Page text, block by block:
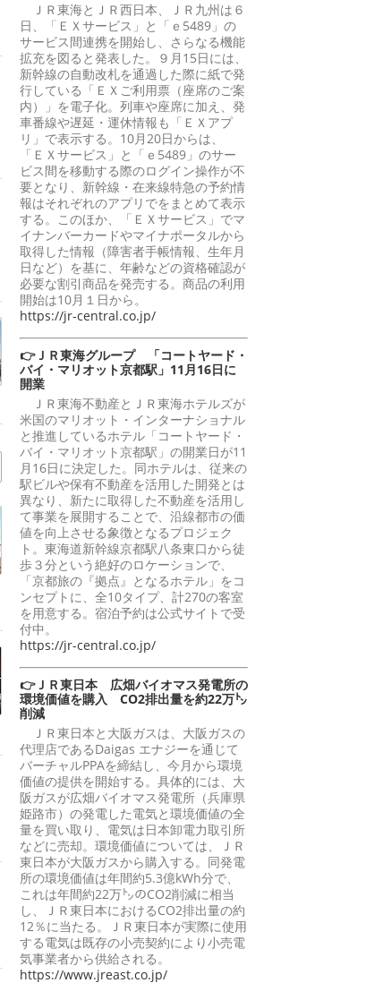
ＪＲ東海とＪＲ西日本、ＪＲ九州は６
日、「ＥＸサービス」と「ｅ5489」の
サービス間連携を開始し、さらなる機能
拡充を図ると発表した。９月15日には、
新幹線の自動改札を通過した際に紙で発
行している「ＥＸご利用票（座席のご案
内）」を電子化。列車や座席に加え、発
車番線や遅延・運休情報も「ＥＸアプ
リ」で表示する。10月20日からは、
「ＥＸサービス」と「ｅ5489」のサー
ビス間を移動する際のログイン操作が不
要となり、新幹線・在来線特急の予約情
報はそれぞれのアプリでをまとめて表示
する。このほか、「ＥＸサービス」でマ
イナンバーカードやマイナポータルから
取得した情報（障害者手帳情報、生年月
日など）を基に、年齢などの資格確認が
必要な割引商品を発売する。商品の利用
開始は10月１日から。
https://jr-central.co.jp/
👉ＪＲ東海グループ 「コートヤード・
バイ・マリオット京都駅」11月16日に
開業
ＪＲ東海不動産とＪＲ東海ホテルズが
米国のマリオット・インターナショナル
と推進しているホテル「コートヤード・
バイ・マリオット京都駅」の開業日が11
月16日に決定した。同ホテルは、従来の
駅ビルや保有不動産を活用した開発とは
異なり、新たに取得した不動産を活用し
て事業を展開することで、沿線都市の価
値を向上させる象徴となるプロジェク
ト。東海道新幹線京都駅八条東口から徒
歩３分という絶好のロケーションで、
「京都旅の『拠点』となるホテル」をコ
ンセプトに、全10タイプ、計270の客室
を用意する。宿泊予約は公式サイトで受
付中。
https://jr-central.co.jp/
👉ＪＲ東日本 広畑バイオマス発電所の
環境価値を購入 CO2排出量を約22万㌧
削減
ＪＲ東日本と大阪ガスは、大阪ガスの
代理店であるDaigas エナジーを通じて
バーチャルPPAを締結し、今月から環境
価値の提供を開始する。具体的には、大
阪ガスが広畑バイオマス発電所（兵庫県
姫路市）の発電した電気と環境価値の全
量を買い取り、電気は日本卸電力取引所
などに売却。環境価値については、ＪＲ
東日本が大阪ガスから購入する。同発電
所の環境価値は年間約5.3億kWh分で、
これは年間約22万㌧のCO2削減に相当
し、ＪＲ東日本におけるCO2排出量の約
12％に当たる。ＪＲ東日本が実際に使用
する電気は既存の小売契約により小売電
気事業者から供給される。
https://www.jreast.co.jp/